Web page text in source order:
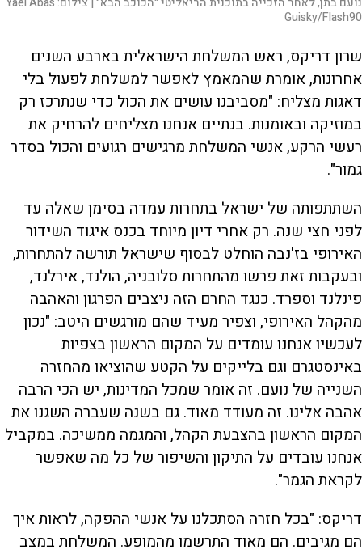
Guisky/Flash90
שרון דריקס, ראש המשלחת הישראלית בארבע השנים
אחרונות, אומרת שהמאמץ לאפשר למשלחת לפעול בלי
דאגות מצליח: "מסביבנו עושים את הכול כדי שנתרכז רק
במוזיקה ובאומנות. בנתיים אנחנו מצליחים להרחיק את
רעשי הרקע, אנשי המשלחת מרגישים רגועים והכול בסדר
גמור".
השתתפותה של ישראל בתחרות עמדה בסימן שאלה עד
לפני חצי שנה. רק אחרי דיון מיוחד בכנס איגוד השידור
האירופי בז'נבה הוחלט לבסוף שישראל תורשה להתחרות,
ובעקבות זאת פרשו מהתחרות סלובניה, הולנד, אירלנד,
פינלנד וספרד. כנגד החרם הזה ניצבים הפרגון והאהבה
מהקהל האירופי, וצפיר מעיד שהם מורגשים היטב: "נכון
לעכשיו אנחנו עומדים על המקום הראשון בצפיות
באינסטגרם וגם בלייקים על הקטע שהוציאו מהחזרה
השנייה של נועם. זה אומר שמכל המדינות, יש הכי הרבה
אהבה אלינו. זה מעודד מאוד. גם בשנה שעברה השגנו את
המקום הראשון בהצבעת הקהל, והמגמה ממשיכה. במקביל
אנחנו עובדים על התיקון והשיפור של כל מה שאפשר
לקראת הגמר".
דריקס: "בכל חזרה הסתכלנו על אנשי ההפקה, לראות איך
הם מגיבים. הם מאוד התרשמו מהמופע. המשלחת במצב